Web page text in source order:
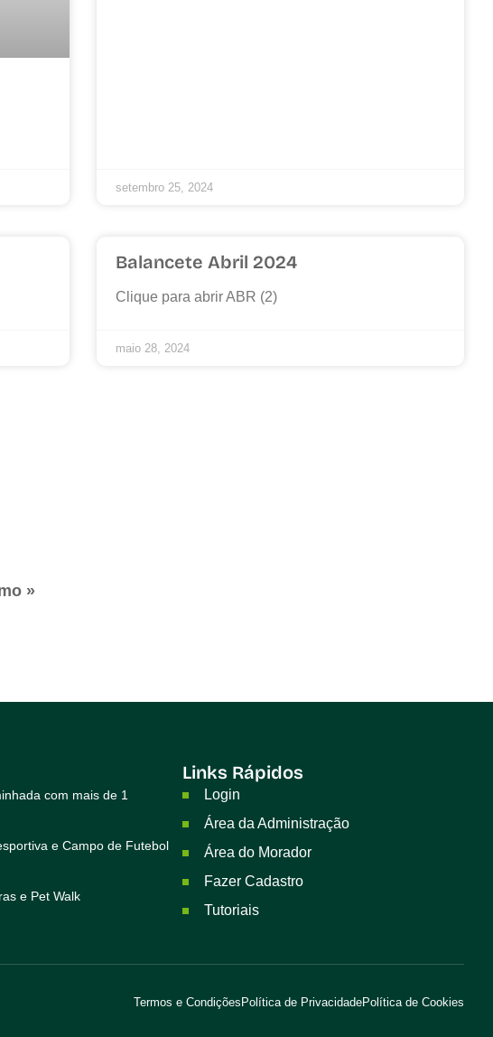
setembro 25, 2024
Balancete Abril 2024
Clique para abrir ABR (2)
maio 28, 2024
»
com mais de 1
e Campo de Futebol
e Pet Walk
Links Rápidos
Login
Área da Administração
Área do Morador
Fazer Cadastro
Tutoriais
Termos e Condições Política de PrivacidadePolítica de Cookies